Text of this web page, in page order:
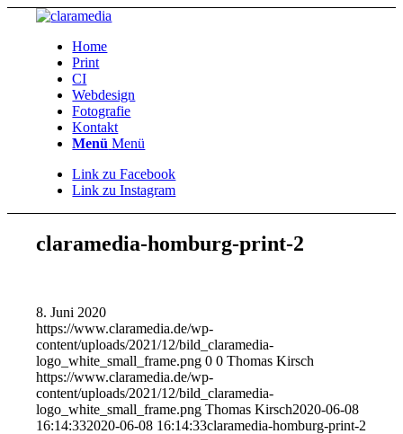
Home
Print
CI
Webdesign
Fotografie
Kontakt
Menü Menü
Link zu Facebook
Link zu Instagram
claramedia-homburg-print-2
8. Juni 2020
https://www.claramedia.de/wp-
content/uploads/2021/12/bild_claramedia-
logo_white_small_frame.png 0 0 Thomas Kirsch
https://www.claramedia.de/wp-
content/uploads/2021/12/bild_claramedia-
logo_white_small_frame.png Thomas Kirsch2020-06-08
16:14:332020-06-08 16:14:33claramedia-homburg-print-2